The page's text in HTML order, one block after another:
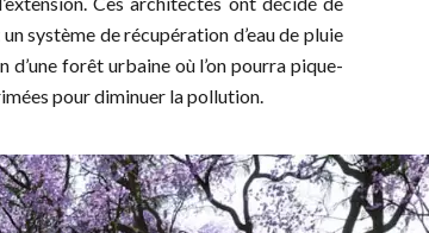
système de récupération d’eau de pluie
forêt urbaine où l’on pourra pique-
pour diminuer la pollution.